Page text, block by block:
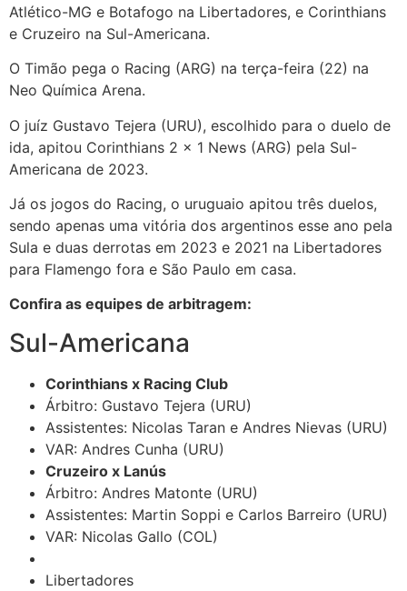
Atlético-MG e Botafogo na Libertadores, e Corinthians
e Cruzeiro na Sul-Americana.
O Timão pega o Racing (ARG) na terça-feira (22) na
Neo Química Arena.
O juíz Gustavo Tejera (URU), escolhido para o duelo de
ida, apitou Corinthians 2 x 1 News (ARG) pela Sul-
Americana de 2023.
Já os jogos do Racing, o uruguaio apitou três duelos,
sendo apenas uma vitória dos argentinos esse ano pela
Sula e duas derrotas em 2023 e 2021 na Libertadores
para Flamengo fora e São Paulo em casa.
Confira as equipes de arbitragem:
Sul-Americana
Corinthians x Racing Club
Árbitro: Gustavo Tejera (URU)
Assistentes: Nicolas Taran e Andres Nievas (URU)
VAR: Andres Cunha (URU)
Cruzeiro x Lanús
Árbitro: Andres Matonte (URU)
Assistentes: Martin Soppi e Carlos Barreiro (URU)
VAR: Nicolas Gallo (COL)
Libertadores